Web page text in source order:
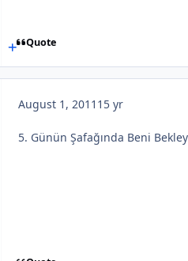
Quote
August 1, 2011 15 yr
5. Günün Şafağında Beni